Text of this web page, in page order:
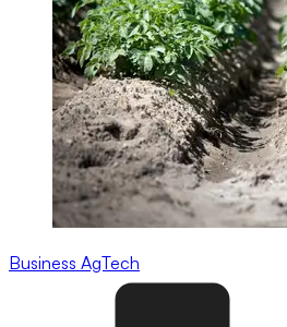
Business AgTech